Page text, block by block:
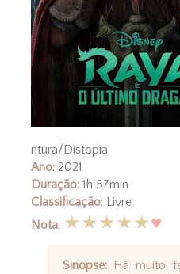
ntura/Distopia
Ano: 2021
Duração: 1h 57min
Classificação: Livre
Nota: ★★★★★♥
Sinopse:Há muito